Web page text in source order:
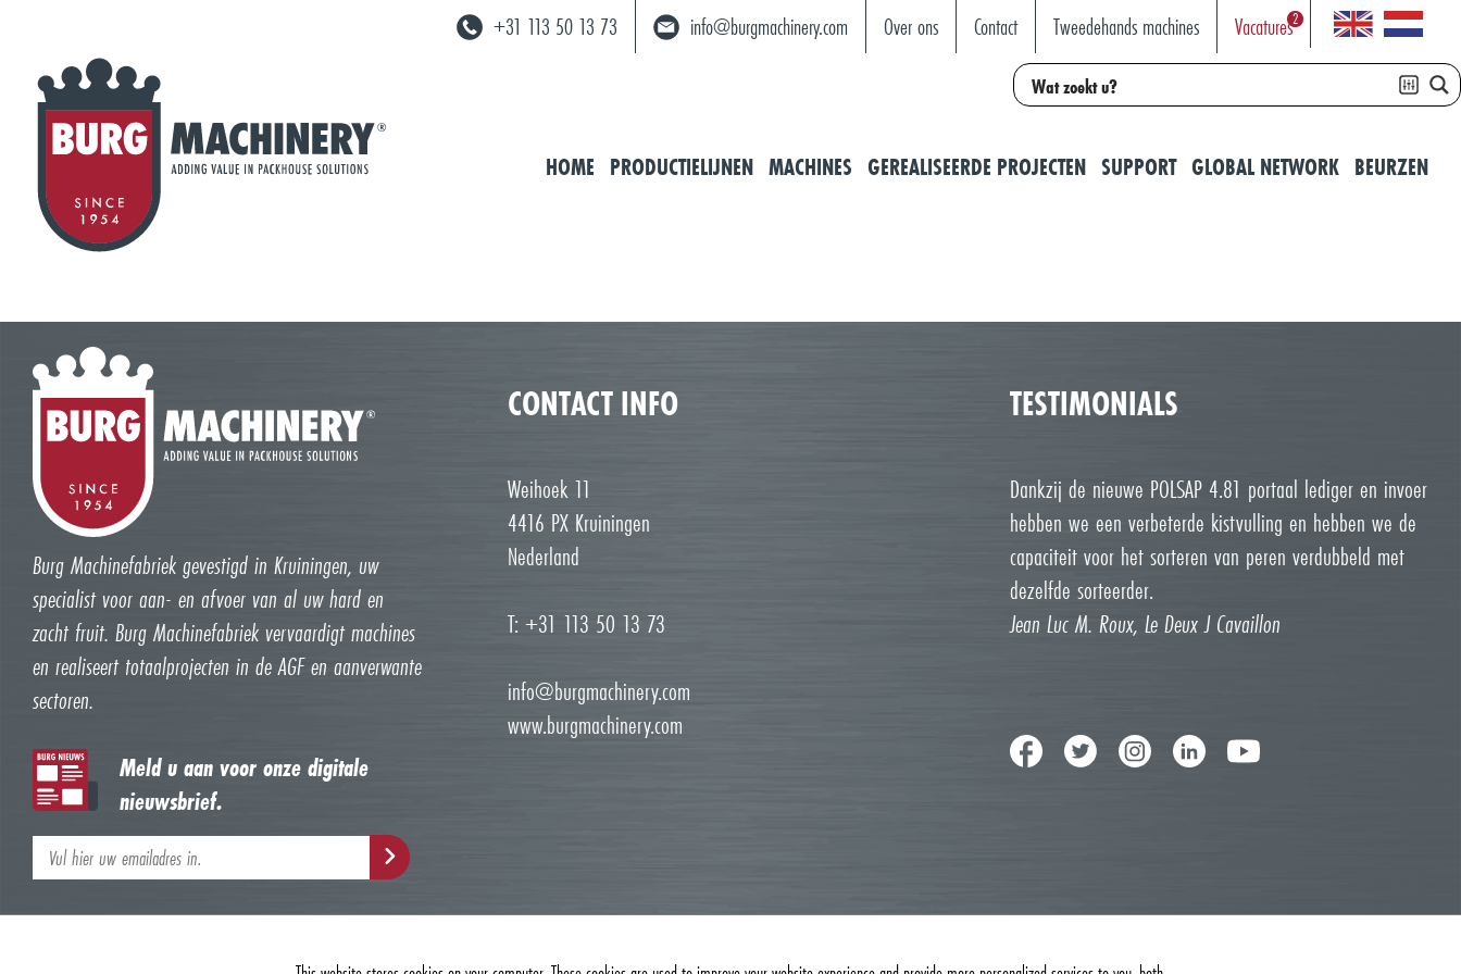
+31 113 50 13 73 info@burgmachinery.com Over ons Contact Tweedehands machines Vacatures2
HOME PRODUCTIELIJNEN MACHINES GEREALISEERDE PROJECTEN SUPPORT GLOBAL NETWORK BEURZEN
Burg Machinefabriek gevestigd in Kruiningen, uw
specialist voor aan- en afvoer van al uw hard en
zacht fruit. Burg Machinefabriek vervaardigt machines
en realiseert totaalprojecten in de AGF en aanverwante
sectoren.
Meld u aan voor onze digitale
nieuwsbrief.
CONTACT INFO
Weihoek 11
4416 PX Kruiningen
Nederland
T: +31 113 50 13 73
info@burgmachinery.com
www.burgmachinery.com
TESTIMONIALS
Dankzij de nieuwe POLSAP 4.81 portaal lediger en invoer
hebben we een verbeterde kistvulling en hebben we de
capaciteit voor het sorteren van peren verdubbeld met
dezelfde sorteerder.
Jean Luc M. Roux, Le Deux J Cavaillon